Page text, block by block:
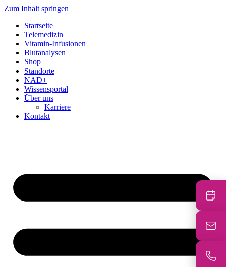
Zum Inhalt springen
Startseite
Telemedizin
Vitamin-Infusionen
Blutanalysen
Shop
Standorte
NAD+
Wissensportal
Über uns
Karriere
Kontakt